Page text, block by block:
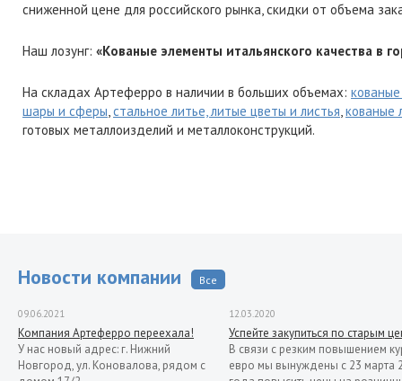
сниженной цене для российского рынка, скидки от объема
Наш лозунг: «Кованые элементы итальянского качества в
На складах Артеферро в наличии в больших объемах:
шары и сферы,стальное литье, литые цветы и листья,кованые
готовых металлоизделий и металлоконструкций.
Новости компании Все
09.06.2021
Компания Артеферро переехала!
У нас новый адрес: г. Нижний
Новгород, ул. Коновалова, рядом с
12.03.2020
Успейте закупиться по старым
В связи с резким повышением
евро мы вынуждены с 23 марта